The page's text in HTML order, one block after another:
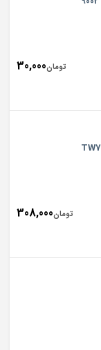
تومان30,000
تومان308,000